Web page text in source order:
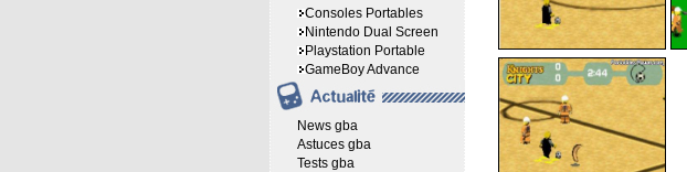
Consoles Portables
Nintendo Dual Screen
Playstation Portable
GameBoy Advance
News gba
Astuces gba
Tests gba